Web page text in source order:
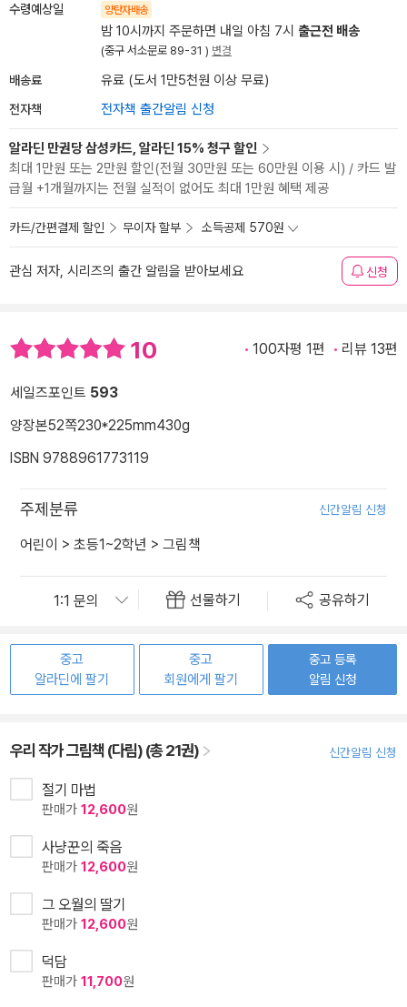
수령예상일 양탄자배송
밤 10시까지 주문하면 내일 아침 7시 출근전 배송
(중구 서소문로 89-31 ) 변경
배송료 유료 (도서 1만5천원 이상 무료)
전자책 전자책 출간알림 신청
알라딘 만권당 삼성카드, 알라딘 15% 청구 할인
최대 1만원 또는 2만원 할인(전월 30만원 또는 60만원 이용 시) / 카드 발
급월 +1개월까지는 전월 실적이 없어도 최대 1만원 혜택 제공
카드/간편결제 할인 무이자 할부 소득공제 570원
관심 저자, 시리즈의 출간 알림을 받아보세요 신청
10 100자평 1편 리뷰 13편
세일즈포인트 593
양장본52쪽230*225mm430g
ISBN 9788961773119
주제분류 신간알림 신청
어린이 > 초등1~2학년 > 그림책
선물하기 공유하기
중고
알라딘에 팔기
중고
회원에게 팔기
중고 등록
알림 신청
우리 작가 그림책 (다림) (총 21권) 신간알림 신청
절기 마법
판매가 12,600원
사냥꾼의 죽음
판매가 12,600원
그 오월의 딸기
판매가 12,600원
덕담
판매가 11,700원